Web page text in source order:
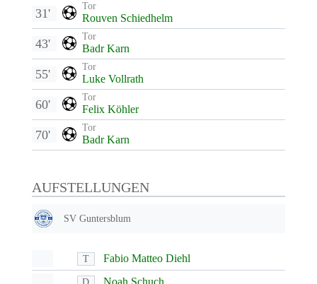
Tor
Rouven Schiedhelm
31'
Tor
Badr Karn
43'
Tor
Luke Vollrath
55'
Tor
Felix Köhler
60'
Tor
Badr Karn
70'
AUFSTELLUNGEN
SV Guntersblum
T Fabio Matteo Diehl
D Noah Schuch